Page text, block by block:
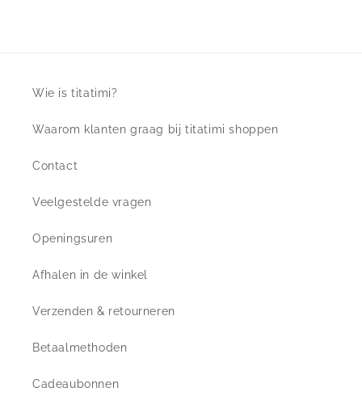
Wie is titatimi?
Waarom klanten graag bij titatimi shoppen
Contact
Veelgestelde vragen
Openingsuren
Afhalen in de winkel
Verzenden & retourneren
Betaalmethoden
Cadeaubonnen